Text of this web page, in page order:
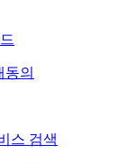
동의
스 검색